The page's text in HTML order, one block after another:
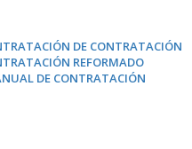
DE CONTRATACIÓN
REFORMADO
DE CONTRATACIÓN